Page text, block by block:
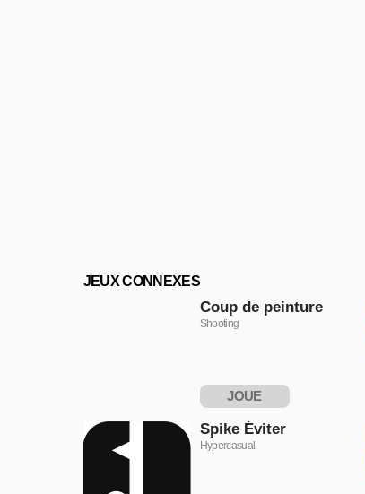
JEUX CONNEXES
Coup de peinture
Shooting
JOUE
MAINTENANT
Spike Éviter
Hypercasual